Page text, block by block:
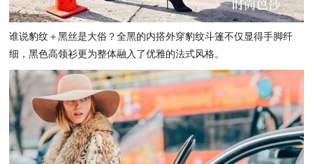
谁说豹纹＋黑丝是大俗？全黑的内搭外穿豹纹斗篷不仅显得手脚纤
细，黑色高领衫更为整体融入了优雅的法式风格。